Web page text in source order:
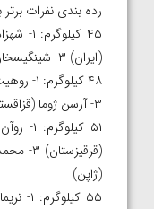
رده بندی نفرات
(ایران) ۳- شینگیسخان عبدیخالیموف (قزاقستان)
۳- آرسن ژوما (قزاقستان)
(ژاپن)